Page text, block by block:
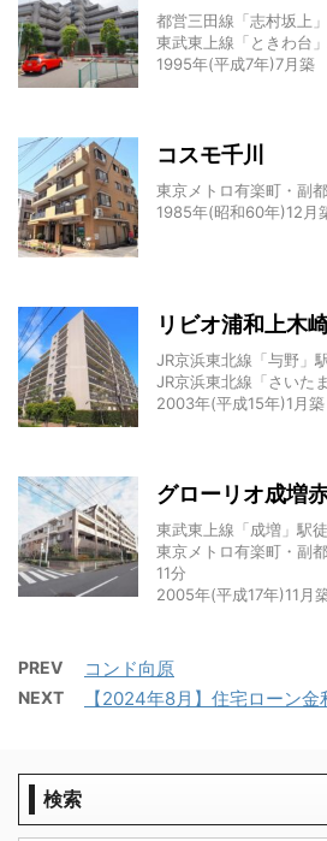
都営三田線「志村坂上
東武東上線「ときわ台
1995年(平成7年)7月築
コスモ千川
東京メトロ有楽町・副
1985年(昭和60年)12月
リビオ浦和上木
JR京浜東北線「与野」
JR京浜東北線「さいた
2003年(平成15年)1月築
グローリオ成増
東武東上線「成増」駅
東京メトロ有楽町・副
11分
2005年(平成17年)11月
PREV コンド向原
NEXT 【2024年8月】住宅ローン金
検索